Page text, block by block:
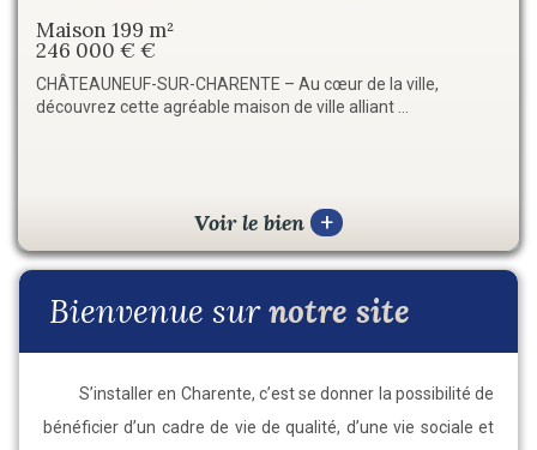
Maison 199 m²
246 000 € €
CHÂTEAUNEUF-SUR-CHARENTE – Au cœur de la ville,
découvrez cette agréable maison de ville alliant ...
Voir le bien +
Maison 90 m²
49 500 € €
À seulement 2 minutes du cœur de Châteauneuf-sur-
Charente, découvrez ce corps de bâtiment entière...
Voir le bien +
Bienvenue surnotre site
S’installer en Charente, c’est se donner la possibilité de
bénéficier d’un cadre de vie de qualité, d’une vie sociale et